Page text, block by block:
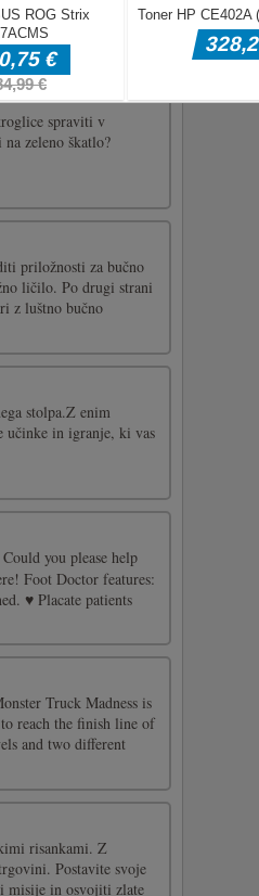
preoblek.
spraviti v
zeleno škatlo?
priložnosti za bučno
ličilo. Po drugi strani
z luštno bučno
stolpa.Z enim
učinke in igranje, ki vas
you please help
Foot Doctor features:
♥ Placate patients
Truck Madness is
reach the finish line of
and two different
risankami. Z
Postavite svoje
misije in osvojiti zlate